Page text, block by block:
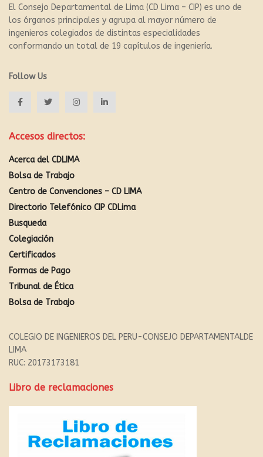
El Consejo Departamental de Lima (CD Lima – CIP) es uno de
los órganos principales y agrupa al mayor número de
ingenieros colegiados de distintas especialidades
conformando un total de 19 capítulos de ingeniería.
Follow Us
Accesos directos:
Acerca del CDLIMA
Bolsa de Trabajo
Centro de Convenciones – CD LIMA
Directorio Telefónico CIP CDLima
Busqueda
Colegiación
Certificados
Formas de Pago
Tribunal de Ética
Bolsa de Trabajo
COLEGIO DE INGENIEROS DEL PERU-CONSEJO DEPARTAMENTALDE
LIMA
RUC: 20173173181
Libro de reclamaciones